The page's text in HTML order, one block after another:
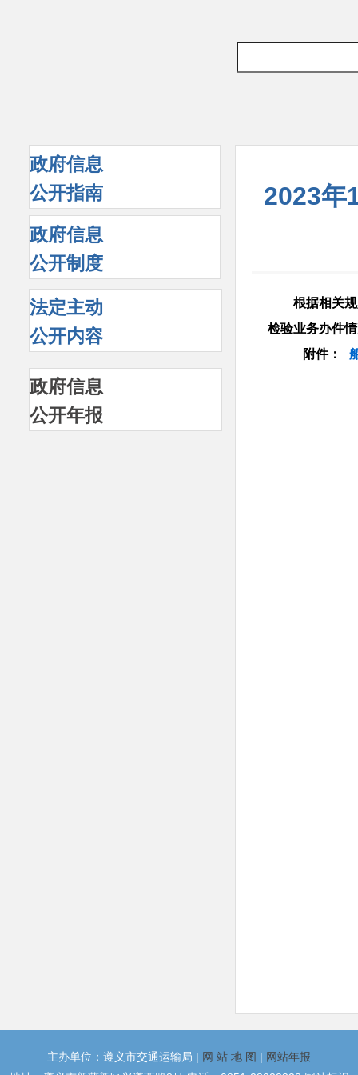
政府信息
公开指南
政府信息
公开制度
法定主动
公开内容
政府信息
公开年报
2023年
根据相关规定
检验业务办件
附件：
主办单位：遵义市交通运输局 | 网 站 地 图 | 网站年报